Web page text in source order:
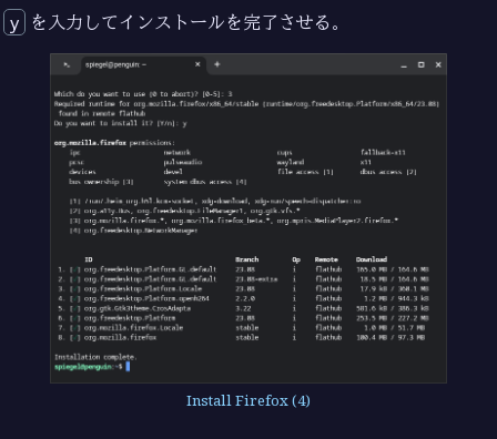
y を入力してインストールを完了させる。
Install Firefox (4)